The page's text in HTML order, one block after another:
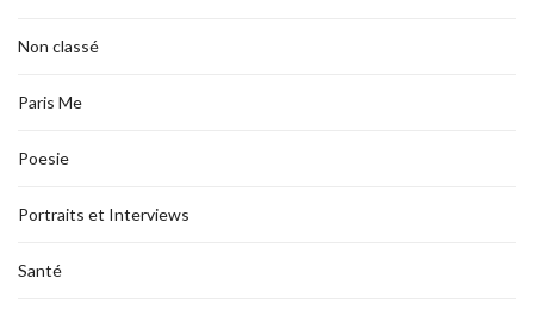
Non classé
Paris Me
Poesie
Portraits et Interviews
Santé